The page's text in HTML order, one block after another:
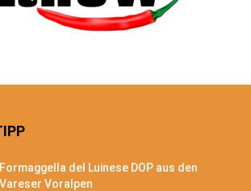
Formaggella del Luinese DOP aus den
Vareser Voralpen